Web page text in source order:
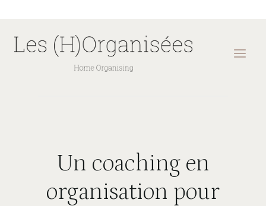
content
Un coaching en
organisation pour